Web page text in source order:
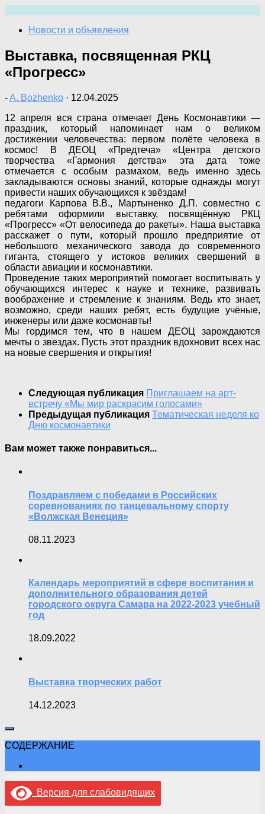
содержимому
Новости и объявления
Выставка, посвященная РКЦ
«Прогресс»
-A. Bozhenko · 12.04.2025
12 апреля вся страна отмечает День Космонавтики —
праздник, который напоминает нам о великом
достижении человечества: первом полёте человека в
космос! В ДЕОЦ «Предтеча» «Центра детского
творчества «Гармония детства» эта дата тоже
отмечается с особым размахом, ведь именно здесь
закладываются основы знаний, которые однажды могут
привести наших обучающихся к звёздам!
педагоги Карпова В.В., Мартыненко Д.П. совместно с
ребятами оформили выставку, посвящённую РКЦ
«Прогресс» «От велосипеда до ракеты». Наша выставка
расскажет о пути, который прошло предприятие от
небольшого механического завода до современного
гиганта, стоящего у истоков великих свершений в
области авиации и космонавтики.
Проведение таких мероприятий помогает воспитывать у
обучающихся интерес к науке и технике, развивать
воображение и стремление к знаниям. Ведь кто знает,
возможно, среди наших ребят, есть будущие учёные,
инженеры или даже космонавты!
Мы гордимся тем, что в нашем ДЕОЦ зарождаются
мечты о звездах. Пусть этот праздник вдохновит всех нас
на новые свершения и открытия!
Следующая публикация Приглашаем на арт-
встречу «Мы мир раскрасим голосами»
Предыдущая публикация Тематическая неделя ко
Дню космонавтики
Вам может также понравиться...
Поздравляем с победами в Российских
соревнованиях по танцевальному спорту
«Волжская Венеция»
08.11.2023
Календарь мероприятий в сфере воспитания и
дополнительного образования детей
городского округа Самара на 2022-2023 учебный
год
18.09.2022
Выставка творческих работ
14.12.2023
СОДЕРЖАНИЕ
Версия для слабовидящих